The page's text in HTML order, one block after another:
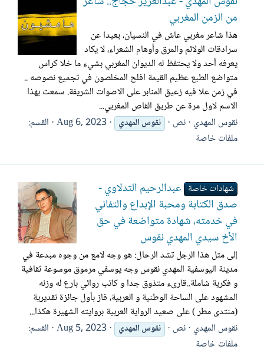
من الزمن المغربي
هذا شاعر مغربي عاش في النسيان، بعيدا عن
سرادقات الولائم والمرق وأوهام الشعراء، لا يكاد
يعرفه أحد ولا يحتفظ له الديوان المغربي بشيء ما خلا كراس
متواضع الطبع عظيم القيمة افلح المخلصون في تجميع نصوصه ..
في زمن علا فيه زعيق المنابر على الاصوات الشريفة. سمعت بهذا
الاسم لاول مرة عن طريق القاص المغربي...
نقوس المهدي نص نقوسالمهدي Aug 6, 2023 القسم:
ملفات خاصة
شهادات خاصة عبدالرحيم التدلاوي -
صدق الكتابة ومحبة الإبداع والتفاني
في خدمته، شهادة متواضعة في حق
الأخ سيدي المهدي نقوس
إلى مثل هذا الرجل تشد الرحال: هو وجه لامع من وجوه مبدعة في
مدينة اليوسفية المهدي نقوس وجه يوسفي مرموق موسوعة ثقافية
و فكرية شاملة..قارىء متذوق جدا و كاتب روائي بارع له وزنه
المشهود على الساحة الوطنية و العربية، فاز بأول جائزة تقديرية
(منتدى مطر ) على صعيد الرواية العربية بروايته الشهيرة هكذا...
نقوس المهدي نص نقوسالمهدي Aug 5, 2023 القسم:
ملفات خاصة